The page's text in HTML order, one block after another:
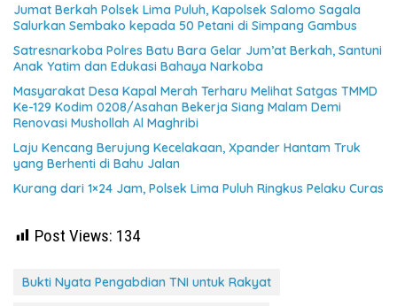
Jumat Berkah Polsek Lima Puluh, Kapolsek Salomo Sagala
Salurkan Sembako kepada 50 Petani di Simpang Gambus
Satresnarkoba Polres Batu Bara Gelar Jum’at Berkah, Santuni
Anak Yatim dan Edukasi Bahaya Narkoba
Masyarakat Desa Kapal Merah Terharu Melihat Satgas TMMD
Ke-129 Kodim 0208/Asahan Bekerja Siang Malam Demi
Renovasi Mushollah Al Maghribi
Laju Kencang Berujung Kecelakaan, Xpander Hantam Truk
yang Berhenti di Bahu Jalan
Kurang dari 1×24 Jam, Polsek Lima Puluh Ringkus Pelaku Curas
Post Views: 134
Bukti Nyata Pengabdian TNI untuk Rakyat